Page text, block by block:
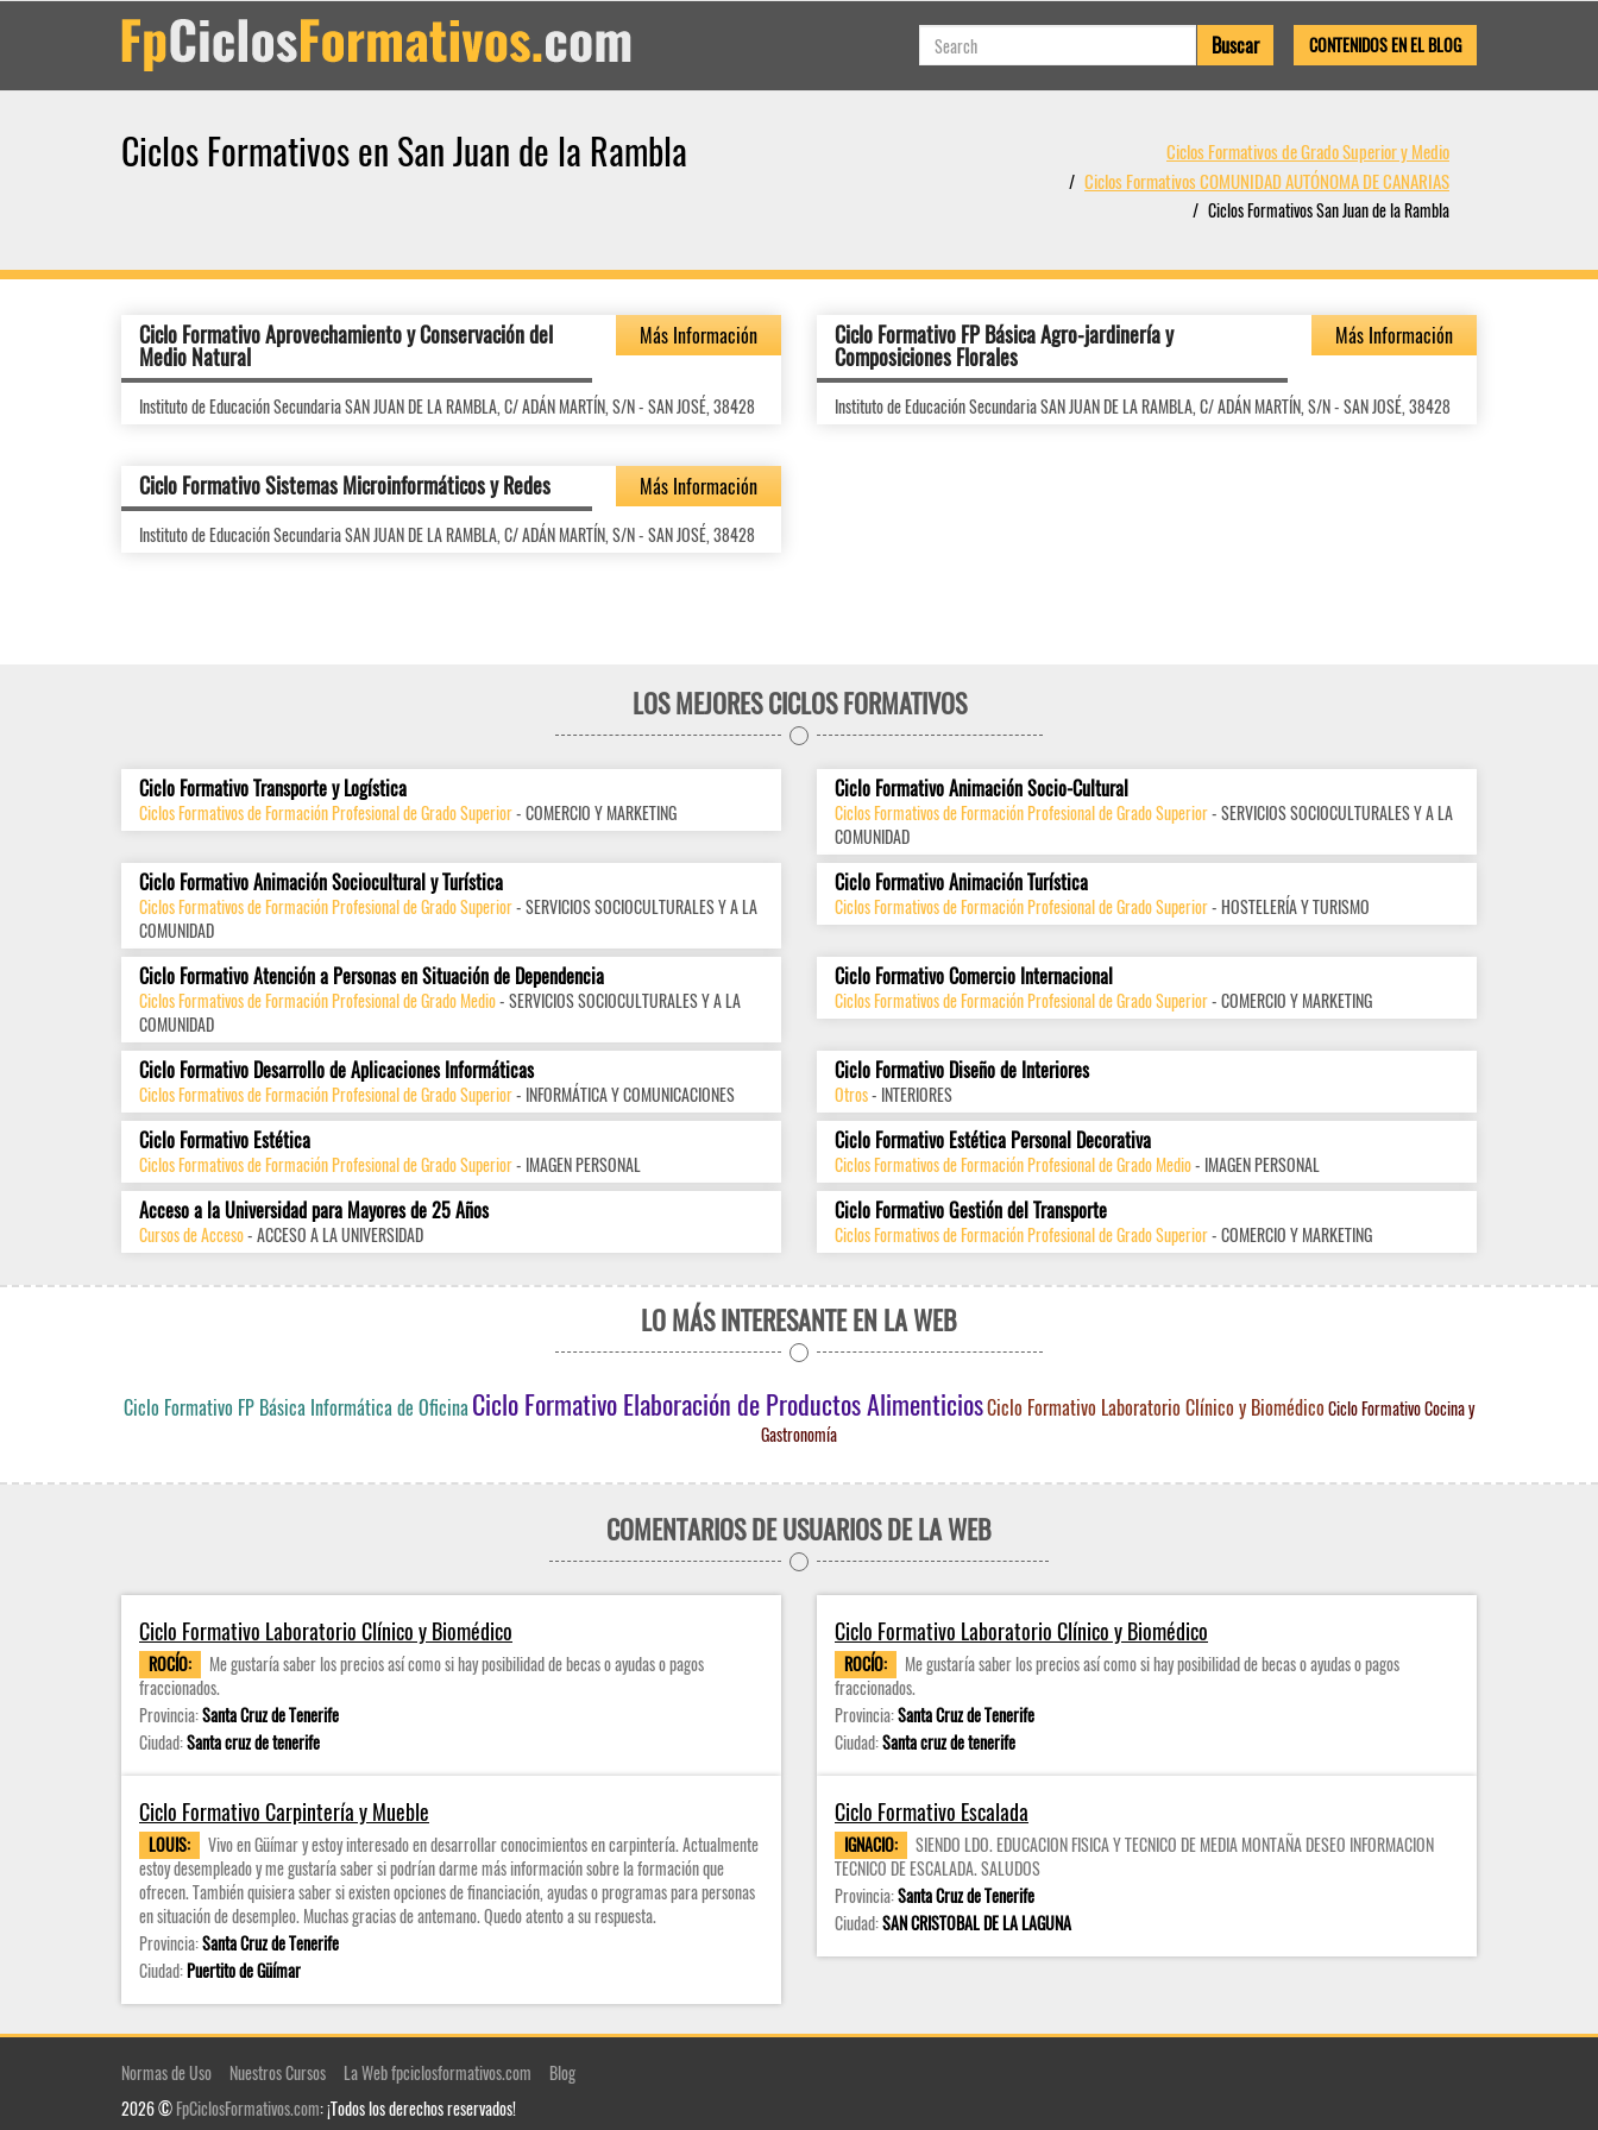
CONTENIDOS EN EL BLOG
Ciclos Formativos en San Juan de la Rambla
Ciclos Formativos de Grado Superior y Medio
Ciclos Formativos COMUNIDAD AUTÓNOMA DE CANARIAS
Ciclos Formativos San Juan de la Rambla
Ciclo Formativo Aprovechamiento y Conservación del
Medio Natural
Más Información
Instituto de Educación Secundaria SAN JUAN DE LA RAMBLA, C/ ADÁN MARTÍN, S/N - SAN JOSÉ, 38428
Ciclo Formativo FP Básica Agro-jardinería y
Composiciones Florales
Más Información
Instituto de Educación Secundaria SAN JUAN DE LA RAMBLA, C/ ADÁN MARTÍN, S/N - SAN JOSÉ, 38428
Ciclo Formativo Sistemas Microinformáticos y Redes Más Información
Instituto de Educación Secundaria SAN JUAN DE LA RAMBLA, C/ ADÁN MARTÍN, S/N - SAN JOSÉ, 38428
LOS MEJORES CICLOS FORMATIVOS
Ciclo Formativo Transporte y Logística
Ciclos Formativos de Formación Profesional de Grado Superior- COMERCIO Y MARKETING
Ciclo Formativo Animación Socio-Cultural
Ciclos Formativos de Formación Profesional de Grado Superior- SERVICIOS SOCIOCULTURALES Y A LA
COMUNIDAD
Ciclo Formativo Animación Sociocultural y Turística
Ciclos Formativos de Formación Profesional de Grado Superior- SERVICIOS SOCIOCULTURALES Y A LA
COMUNIDAD
Ciclo Formativo Animación Turística
Ciclos Formativos de Formación Profesional de Grado Superior- HOSTELERÍA Y TURISMO
Ciclo Formativo Atención a Personas en Situación de Dependencia
Ciclos Formativos de Formación Profesional de Grado Medio- SERVICIOS SOCIOCULTURALES Y A LA
COMUNIDAD
Ciclo Formativo Comercio Internacional
Ciclos Formativos de Formación Profesional de Grado Superior- COMERCIO Y MARKETING
Ciclo Formativo Desarrollo de Aplicaciones Informáticas
Ciclos Formativos de Formación Profesional de Grado Superior- INFORMÁTICA Y COMUNICACIONES
Ciclo Formativo Diseño de Interiores
Otros- INTERIORES
Ciclo Formativo Estética
Ciclos Formativos de Formación Profesional de Grado Superior- IMAGEN PERSONAL
Ciclo Formativo Estética Personal Decorativa
Ciclos Formativos de Formación Profesional de Grado Medio- IMAGEN PERSONAL
Acceso a la Universidad para Mayores de 25 Años
Cursos de Acceso- ACCESO A LA UNIVERSIDAD
Ciclo Formativo Gestión del Transporte
Ciclos Formativos de Formación Profesional de Grado Superior- COMERCIO Y MARKETING
LO MÁS INTERESANTE EN LA WEB
Ciclo Formativo FP Básica Informática de OficinaCiclo Formativo Elaboración de Productos AlimenticiosCiclo Formativo Laboratorio Clínico y BiomédicoCiclo Formativo Cocina y
Gastronomía
COMENTARIOS DE USUARIOS DE LA WEB
Ciclo Formativo Laboratorio Clínico y Biomédico
ROCÍO:
Me gustaría saber los precios así como si hay posibilidad de becas o ayudas o pagos
fraccionados.
Provincia:Santa Cruz de Tenerife
Ciudad:Santa cruz de tenerife
Ciclo Formativo Laboratorio Clínico y Biomédico
ROCÍO:
Me gustaría saber los precios así como si hay posibilidad de becas o ayudas o pagos
fraccionados.
Provincia:Santa Cruz de Tenerife
Ciudad:Santa cruz de tenerife
Ciclo Formativo Carpintería y Mueble
LOUIS:
Vivo en Güímar y estoy interesado en desarrollar conocimientos en carpintería. Actualmente
estoy desempleado y me gustaría saber si podrían darme más información sobre la formación que
ofrecen. También quisiera saber si existen opciones de financiación, ayudas o programas para personas
en situación de desempleo. Muchas gracias de antemano. Quedo atento a su respuesta.
Provincia:Santa Cruz de Tenerife
Ciudad:Puertito de Güímar
Ciclo Formativo Escalada
IGNACIO:
SIENDO LDO. EDUCACION FISICA Y TECNICO DE MEDIA MONTAÑA DESEO INFORMACION
TECNICO DE ESCALADA. SALUDOS
Provincia:Santa Cruz de Tenerife
Ciudad:SAN CRISTOBAL DE LA LAGUNA
Normas de Uso Nuestros Cursos La Web fpciclosformativos.com
Blog
2026 ©FpCiclosFormativos.com: ¡Todos los derechos reservados!